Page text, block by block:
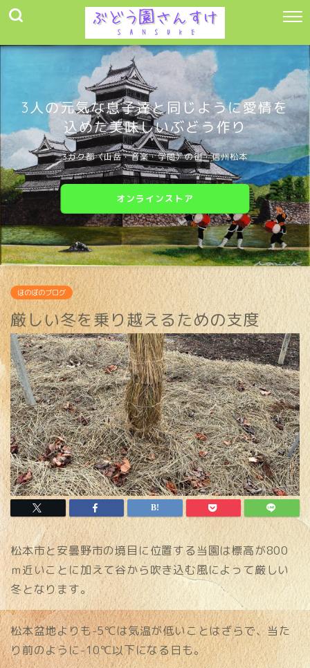
3人の元気な息子達と同じように愛情を
込めた美味しいぶどう作り
3ガク都〈山岳・音楽・学問〉の街・信州松本
オンラインストア
ほのぼのブログ
厳しい冬を乗り越えるための支度
松本市と安曇野市の境目に位置する当園は標高が800
ｍ近いことに加えて谷から吹き込む風によって厳しい
冬となります。
松本盆地よりも-5℃は気温が低いことはざらで、当た
り前のように-10℃以下になる日も。